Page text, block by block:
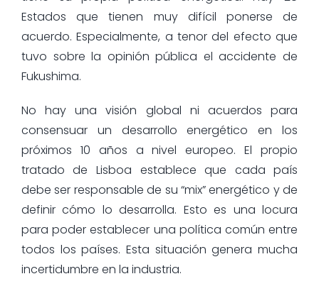
Estados que tienen muy difícil ponerse de
acuerdo. Especialmente, a tenor del efecto que
tuvo sobre la opinión pública el accidente de
Fukushima.
No hay una visión global ni acuerdos para
consensuar un desarrollo energético en los
próximos 10 años a nivel europeo. El propio
tratado de Lisboa establece que cada país
debe ser responsable de su “mix” energético y de
definir cómo lo desarrolla. Esto es una locura
para poder establecer una política común entre
todos los países. Esta situación genera mucha
incertidumbre en la industria.